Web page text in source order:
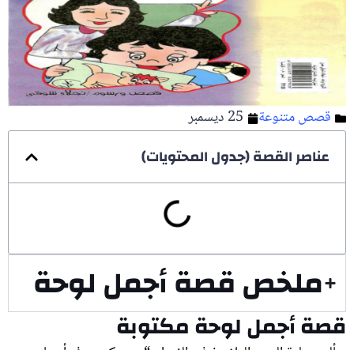
قصص متنوعة 25 ديسمبر
عناصر القصة (جدول المحتويات)
ملخص قصة أجمل لوحة
قصة أجمل لوحة مكتوبة